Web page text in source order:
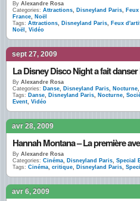
By Alexandre Rosa
Categories: Attractions, Disneyland Paris,
France, Noël
Tags: Attractions, Disneyland Paris, Feux
Noël , Vidéo
sept 27, 2009
By Alexandre Rosa
Categories: Danse, Disneyland Paris, Nocturne,
Tags: Danse, Disneyland Paris, Nocturne,
Event, Vidéo
avr 28, 2009
Hannah Montana – La première
By Alexandre Rosa
Categories: Cinéma, Disneyland Paris, Special
Tags: Cinéma, critique, Disneyland Paris,
avr 6, 2009